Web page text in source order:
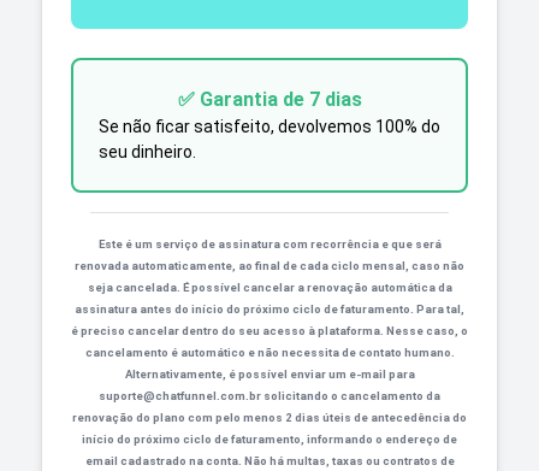
✅ Garantia de 7 dias
Se não ficar satisfeito, devolvemos 100% do
seu dinheiro.
Este é um serviço de assinatura com recorrência e que será
renovada automaticamente, ao final de cada ciclo mensal, caso não
seja cancelada. É possível cancelar a renovação automática da
assinatura antes do início do próximo ciclo de faturamento. Para tal,
é preciso cancelar dentro do seu acesso à plataforma. Nesse caso, o
cancelamento é automático e não necessita de contato humano.
Alternativamente, é possível enviar um e-mail para
suporte@chatfunnel.com.br solicitando o cancelamento da
renovação do plano com pelo menos 2 dias úteis de antecedência do
início do próximo ciclo de faturamento, informando o endereço de
email cadastrado na conta. Não há multas, taxas ou contratos de